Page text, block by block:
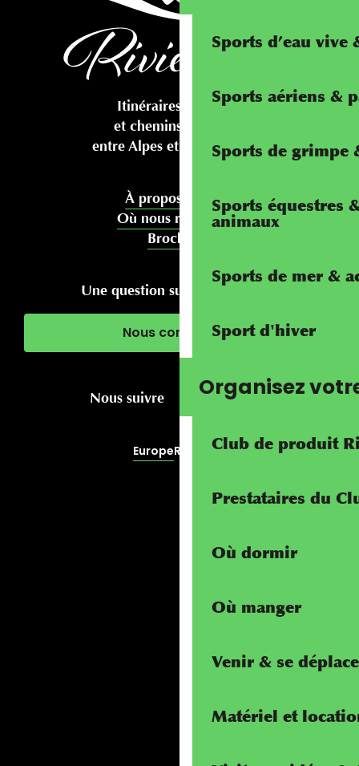
Sports d’eau vive
Sports aériens &
Sports de grimpe
Sports équestres
animaux
Sports de mer &
Sport d'hiver
Organisez
Club de produit
Prestataires du
Où dormir
Où manger
Venir & se
Matériel et
Itinéraires cyclables
et chemins pédestres
entre Alpes et Méditerranée
À propos de nous
Où nous rencontrer
Brochures
Une question sur votre séjour ?
Nous contacter
Nous suivre
EuropeRivierALP